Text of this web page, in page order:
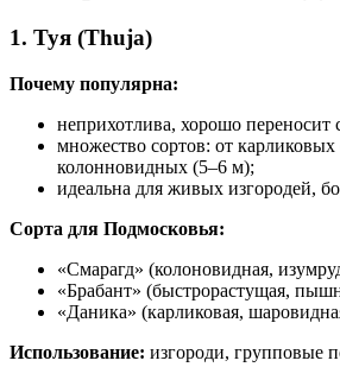
1. Туя (Thuja)
Почему популярна:
неприхотлива, хорошо переносит
множество сортов: от
колонновидных (5–6 м);
идеальна для живых изгородей,
Сорта для Подмосковья:
«Смарагд» (колоновидная,
«Брабант» (быстрорастущая,
«Даника» (карликовая,
Использование: изгороди, групповые